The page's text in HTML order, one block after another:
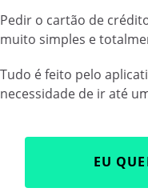
Pedir o cartão de
muito simples e
Tudo é feito pelo
necessidade de ir até
EU